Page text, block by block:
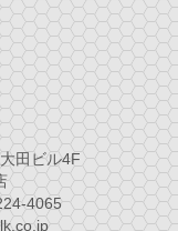
田ビル4F
4065